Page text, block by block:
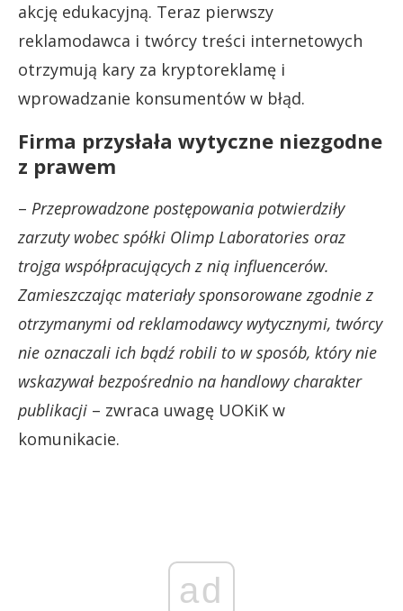
akcję edukacyjną. Teraz pierwszy
reklamodawca i twórcy treści internetowych
otrzymują kary za kryptoreklamę i
wprowadzanie konsumentów w błąd.
Firma przysłała wytyczne niezgodne
z prawem
– Przeprowadzone postępowania potwierdziły
zarzuty wobec spółki Olimp Laboratories oraz
trojga współpracujących z nią influencerów.
Zamieszczając materiały sponsorowane zgodnie z
otrzymanymi od reklamodawcy wytycznymi, twórcy
nie oznaczali ich bądź robili to w sposób, który nie
wskazywał bezpośrednio na handlowy charakter
publikacji – zwraca uwagę UOKiK w
komunikacie.
ad